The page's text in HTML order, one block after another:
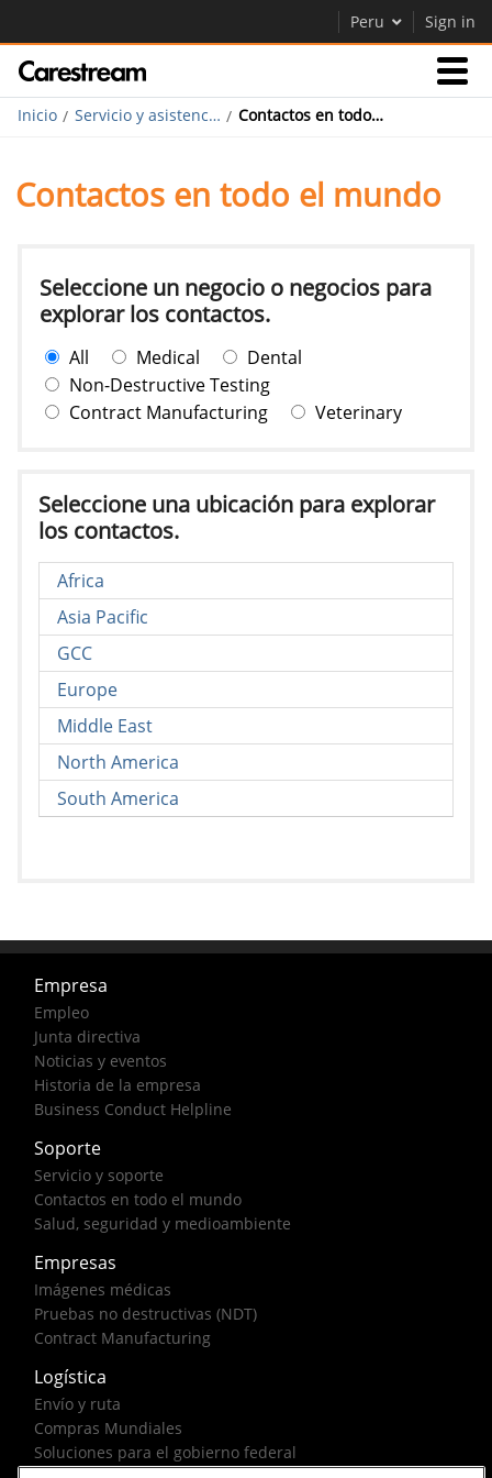
Peru Sign in
Empresas
Empresa
Empresa
Careers
Contáctenos
Inicio Servicio y asistencia técnica Contactos en todo el mundo
Contactos en todo el mundo
Seleccione un negocio o negocios para
explorar los contactos.
All Medical
Dental
Non-Destructive Testing
Contract Manufacturing
Veterinary
Seleccione una ubicación para explorar
los contactos.
Africa
Asia Pacific
GCC
Europe
Middle East
North America
South America
Empresa
Empleo
Junta directiva
Noticias y eventos
Historia de la empresa
Business Conduct Helpline
Soporte
Servicio y soporte
Contactos en todo el mundo
Salud, seguridad y medioambiente
Empresas
Imágenes médicas
Pruebas no destructivas (NDT)
Contract Manufacturing
Logística
Envío y ruta
Compras Mundiales
Soluciones para el gobierno federal